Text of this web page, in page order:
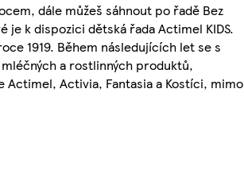
dále můžeš sáhnout po řadě Bez
k dispozici dětská řada Actimel KIDS.
1919. Během následujících let se s
a rostlinných produktů,
Actimel, Activia, Fantasia a Kostíci, mimo